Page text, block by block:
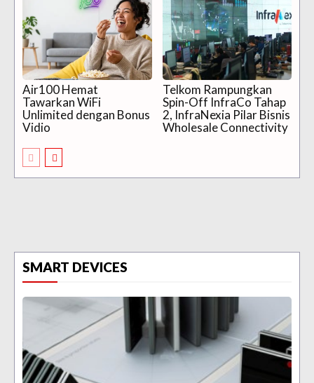
Air100 Hemat
Tawarkan WiFi
Unlimited dengan Bonus
Vidio
Telkom Rampungkan
Spin-Off InfraCo Tahap
2, InfraNexia Pilar Bisnis
Wholesale Connectivity
SMART DEVICES